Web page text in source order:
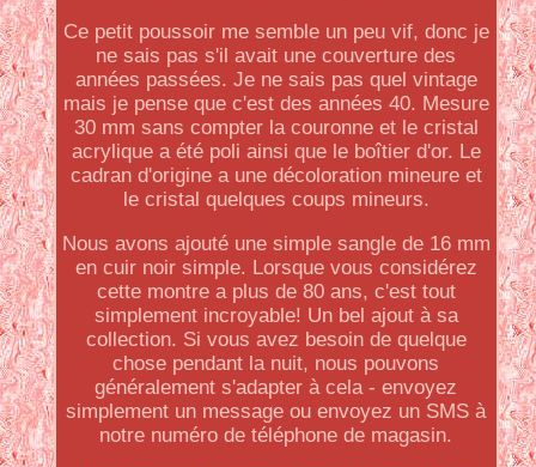
Ce petit poussoir me semble un peu vif, donc je
ne sais pas s'il avait une couverture des
années passées. Je ne sais pas quel vintage
mais je pense que c'est des années 40. Mesure
30 mm sans compter la couronne et le cristal
acrylique a été poli ainsi que le boîtier d'or. Le
cadran d'origine a une décoloration mineure et
le cristal quelques coups mineurs.
Nous avons ajouté une simple sangle de 16 mm
en cuir noir simple. Lorsque vous considérez
cette montre a plus de 80 ans, c'est tout
simplement incroyable! Un bel ajout à sa
collection. Si vous avez besoin de quelque
chose pendant la nuit, nous pouvons
généralement s'adapter à cela - envoyez
simplement un message ou envoyez un SMS à
notre numéro de téléphone de magasin.